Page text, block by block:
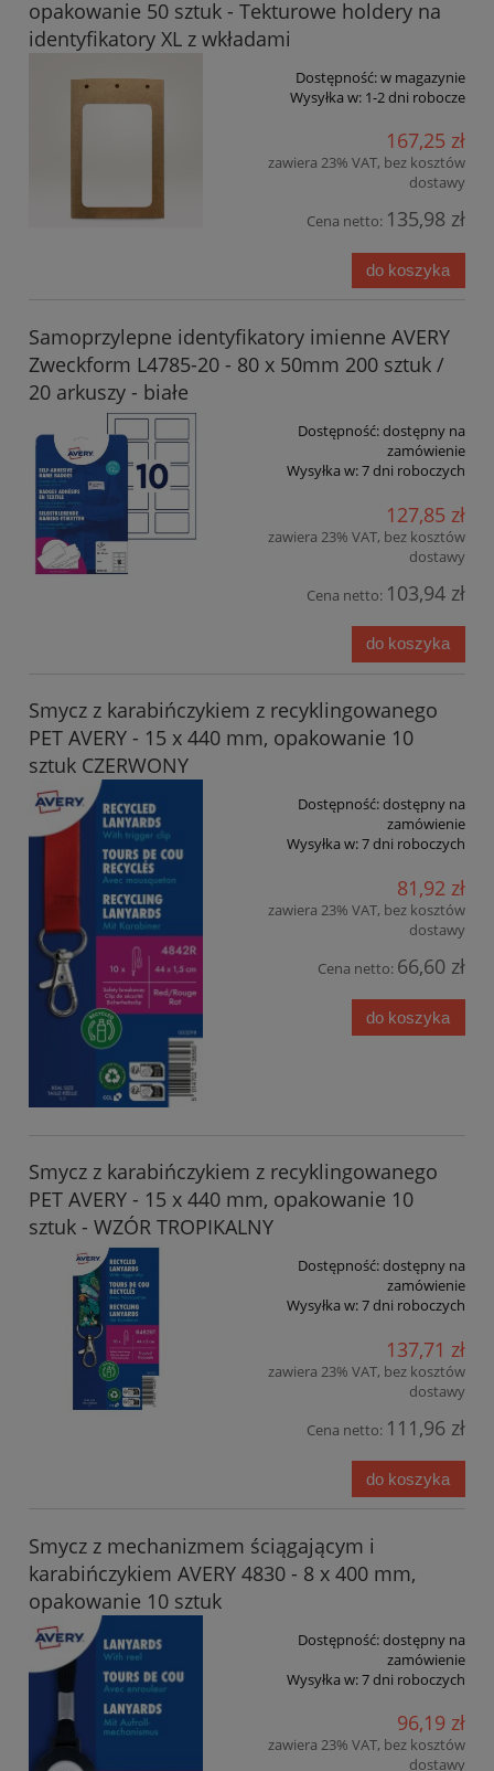
opakowanie 50 sztuk - Tekturowe holdery na
identyfikatory XL z wkładami
Dostępność:w magazynie
Wysyłka w: 1-2 dni robocze
167,25 zł
zawiera 23% VAT, bez kosztów
dostawy
Cena netto: 135,98 zł
do koszyka
Samoprzylepne identyfikatory imienne AVERY
Zweckform L4785-20 - 80 x 50mm 200 sztuk /
20 arkuszy - białe
Dostępność:dostępny na
zamówienie
Wysyłka w:7 dni roboczych
127,85 zł
zawiera 23% VAT, bez kosztów
dostawy
Cena netto: 103,94 zł
do koszyka
Smycz z karabińczykiem z recyklingowanego
PET AVERY - 15 x 440 mm, opakowanie 10
sztuk CZERWONY
Dostępność:dostępny na
zamówienie
Wysyłka w:7 dni roboczych
81,92 zł
zawiera 23% VAT, bez kosztów
dostawy
Cena netto: 66,60 zł
do koszyka
Smycz z karabińczykiem z recyklingowanego
PET AVERY - 15 x 440 mm, opakowanie 10
sztuk - WZÓR TROPIKALNY
Dostępność:dostępny na
zamówienie
Wysyłka w:7 dni roboczych
137,71 zł
zawiera 23% VAT, bez kosztów
dostawy
Cena netto: 111,96 zł
do koszyka
Smycz z mechanizmem ściągającym i
karabińczykiem AVERY 4830 - 8 x 400 mm,
opakowanie 10 sztuk
Dostępność:dostępny na
zamówienie
Wysyłka w:7 dni roboczych
96,19 zł
zawiera 23% VAT, bez kosztów
dostawy